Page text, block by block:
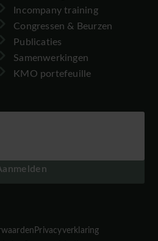
Incompany training
Congressen & Beurzen
Publicaties
Samenwerkingen
KMO portefeuille
Privacyverklaring